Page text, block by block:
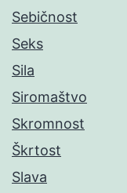
Sebičnost
Seks
Sila
Siromaštvo
Skromnost
Škrtost
Slava